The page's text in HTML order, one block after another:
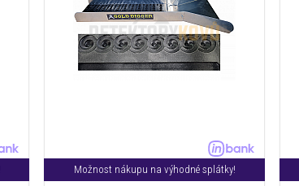
Možnost nákupu na výhodné splátky!